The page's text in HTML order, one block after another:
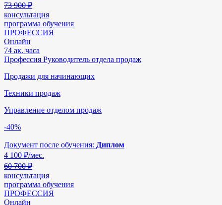
73 900 ₽
консультация
программа обучения
ПРОФЕССИЯ
Онлайн
74 ак. часа
Профессия Руководитель отдела продаж
Продажи для начинающих
Техники продаж
Управление отделом продаж
-40%
Документ после обучения: Диплом
4 100 ₽/мес.
60 700 ₽
консультация
программа обучения
ПРОФЕССИЯ
Онлайн